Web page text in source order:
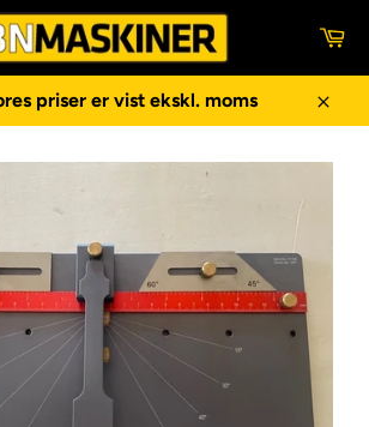
priser er vist ekskl. moms
Luk